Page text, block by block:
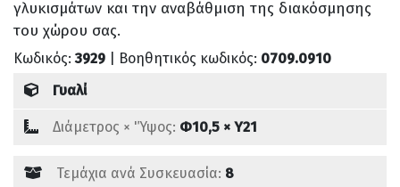
γλυκισμάτων και την αναβάθμιση της διακόσμησης
του χώρου σας.
Κωδικός:3929 | Βοηθητικός κωδικός: 0709.0910
Γυαλί
Διάμετρος × 'Ύψος: Φ10,5 × Υ21
Τεμάχια ανά Συσκευασία: 8